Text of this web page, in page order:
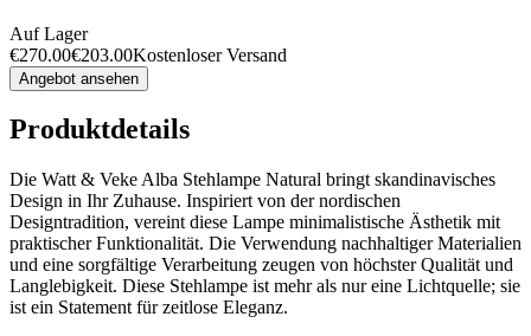
Auf Lager
€270.00€203.00Kostenloser Versand
Angebot ansehen
Produktdetails
Die Watt & Veke Alba Stehlampe Natural bringt skandinavisches
Design in Ihr Zuhause. Inspiriert von der nordischen
Designtradition, vereint diese Lampe minimalistische Ästhetik mit
praktischer Funktionalität. Die Verwendung nachhaltiger Materialien
und eine sorgfältige Verarbeitung zeugen von höchster Qualität und
Langlebigkeit. Diese Stehlampe ist mehr als nur eine Lichtquelle; sie
ist ein Statement für zeitlose Eleganz.